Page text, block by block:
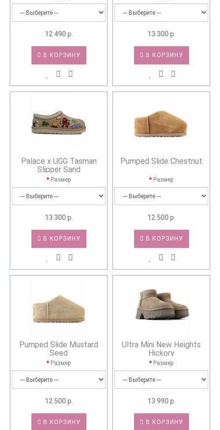
12 490 р.
В КОРЗИНУ
13 300 р.
В КОРЗИНУ
Palace x UGG Tasman
Slipper Sand
Размер
13 300 р.
В КОРЗИНУ
Pumped Slide Chestnut
Размер
12 500 р.
В КОРЗИНУ
Pumped Slide Mustard
Seed
Размер
12 500 р.
В КОРЗИНУ
Ultra Mini New Heights
Hickory
Размер
13 990 р.
В КОРЗИНУ